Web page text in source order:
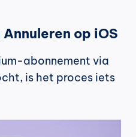
op iOS
abonnement via
is het proces iets